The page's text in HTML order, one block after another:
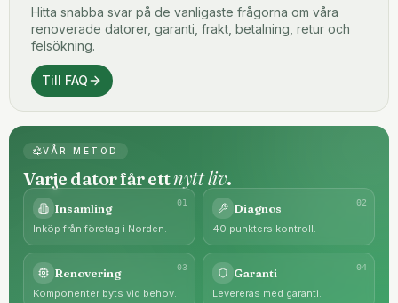
Hitta snabba svar på de vanligaste frågorna om våra
renoverade datorer, garanti, frakt, betalning, retur och
felsökning.
Till FAQ
VÅR METOD
Varje dator får ettnytt liv.
01
Insamling
Inköp från företag i Norden.
02
Diagnos
40 punkters kontroll.
03
Renovering
Komponenter byts vid behov.
04
Garanti
Levereras med garanti.